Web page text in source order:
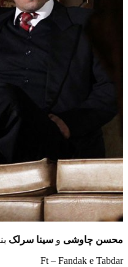
محسن چاوشی و سینا سرلک
Ft – Fandak e Tabdar